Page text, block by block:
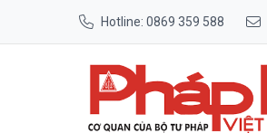
Hotline: 0869 359 588